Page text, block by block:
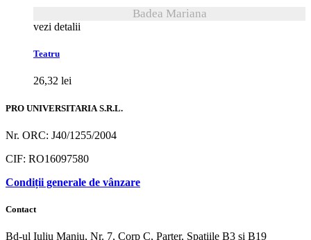
Badea Mariana
vezi detalii
Teatru
26,32 lei
PRO UNIVERSITARIA S.R.L.
Nr. ORC: J40/1255/2004
CIF: RO16097580
Condiții generale de vânzare
Contact
Bd-ul Iuliu Maniu, Nr. 7, Corp C, Parter, Spațiile B3 și B19